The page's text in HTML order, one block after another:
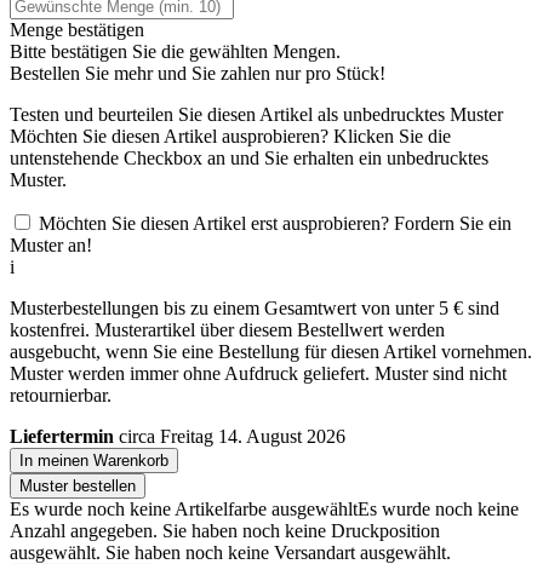
Menge bestätigen
Bitte bestätigen Sie die gewählten Mengen.
Bestellen Sie mehr und Sie zahlen nurpro Stück!
Testen und beurteilen Sie diesen Artikel als unbedrucktes Muster
Möchten Sie diesen Artikel ausprobieren? Klicken Sie die
untenstehende Checkbox an und Sie erhalten ein unbedrucktes
Muster.
Möchten Sie diesen Artikel erst ausprobieren? Fordern Sie ein
Muster an!
i
Musterbestellungen bis zu einem Gesamtwert von unter 5 € sind
kostenfrei. Musterartikel über diesem Bestellwert werden
ausgebucht, wenn Sie eine Bestellung für diesen Artikel vornehmen.
Muster werden immer ohne Aufdruck geliefert. Muster sind nicht
retournierbar.
Liefertermin circa Freitag 14. August 2026
In meinen Warenkorb
Muster bestellen
Es wurde noch keine Artikelfarbe ausgewähltEs wurde noch keine
Anzahl angegeben. Sie haben noch keine Druckposition
ausgewählt. Sie haben noch keine Versandart ausgewählt.